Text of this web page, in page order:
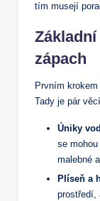
tím musejí
zápach
Prvním
Tady je pár
Úniky
se
malebné
Plíseň a
prostředí,